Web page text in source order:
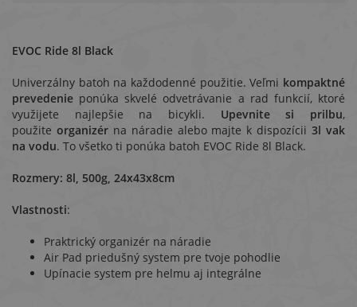
EVOC Ride 8l Black
Univerzálny batoh na každodenné použitie. Veľmi kompaktné
prevedenie ponúka skvelé odvetrávanie a rad funkcií, ktoré
využijete najlepšie na bicykli. Upevnite si prilbu,
použite organizérna náradie alebo majte k dispozícii3l vak
na vodu. To všetko ti ponúka batoh EVOC Ride 8l Black.
Rozmery: 8l, 500g, 24x43x8cm
Vlastnosti:
Praktrický organizér na náradie
Air Pad priedušný system pre tvoje pohodlie
Upínacie system pre helmu aj integrálne